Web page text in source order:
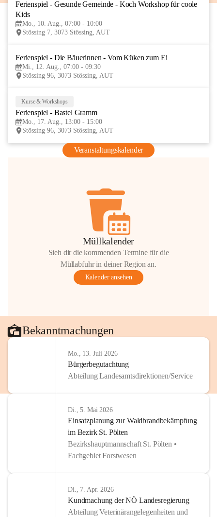
AUG
Ferienspiel - Gesunde Gemeinde - Koch Workshop für coole
Kids
Mo., 10. Aug., 07:00 - 10:00
Stössing 7, 3073 Stössing, AUT
Ferienspiel - Die Bäuerinnen - Vom Küken zum Ei
Mi., 12. Aug., 07:00 - 09:30
Stössing 96, 3073 Stössing, AUT
Kurse & Workshops
Ferienspiel - Bastel Gramm
Mo., 17. Aug., 13:00 - 15:00
Stössing 96, 3073 Stössing, AUT
Veranstaltungskalender
Müllkalender
Sieh dir die kommenden Termine für die
Müllabfuhr in deiner Region an.
Kalender ansehen
Bekanntmachungen
Mo., 13. Juli 2026
Bürgerbegutachtung
Abteilung Landesamtsdirektionen/Service
Di., 5. Mai 2026
Einsatzplanung zur Waldbrandbekämpfung
im Bezirk St. Pölten
Bezirkshauptmannschaft St. Pölten •
Fachgebiet Forstwesen
Di., 7. Apr. 2026
Kundmachung der NÖ Landesregierung
Abteilung Veterinärangelegenheiten und